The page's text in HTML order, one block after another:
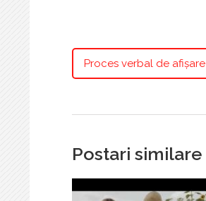
Proces verbal de afișare
Postari similare